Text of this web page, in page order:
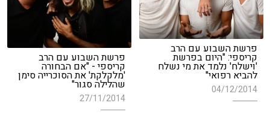
פרשת השבוע עם הרב
קריספי: "היום בפרשת
'וישלח' נלמד את מי נשלח
להביא רפואי"
04/12/2014
פרשת השבוע עם הרב
קריספי - "אם הבחורה
'מלקלקת' את הסוכרייה סימן
שהלילה סגור"
27/11/2014